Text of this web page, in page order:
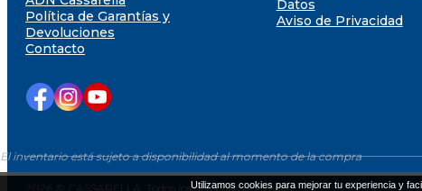
El inventario está sujeto a disponibilidad al momento de la compra
Política de Garantías y
Devoluciones
Contacto
Datos
Aviso de Privacidad
2026 © CASSARELLA. Todos los derechos resevadosUtilizamos cookies para mejorar tu experiencia y